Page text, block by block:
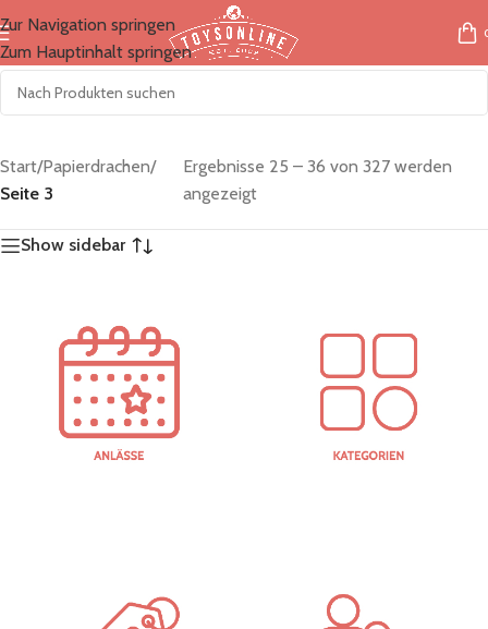
Zur Navigation springen
Zum Hauptinhalt springen
Start/Papierdrachen/
Seite 3
Ergebnisse 25 – 36 von 327 werden
angezeigt
Show sidebar